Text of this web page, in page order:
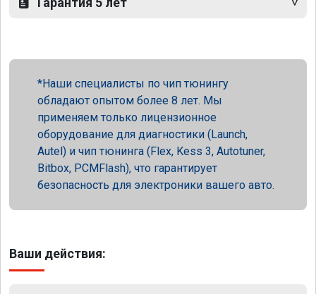
Наши специалисты по чип тюнингу
обладают опытом более 8 лет. Мы
применяем только лицензионное
оборудование для диагностики (Launch,
Autel) и чип тюнинга (Flex, Kess 3, Autotuner,
Bitbox, PCMFlash), что гарантирует
безопасность для электроники вашего авто.
Ваши действия: